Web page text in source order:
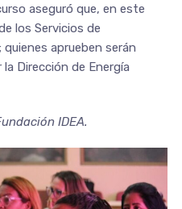
aseguró que, en este
los Servicios de
aprueben serán
Dirección de Energía
IDEA.